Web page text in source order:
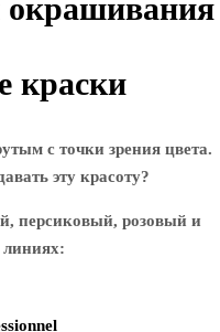
окрашивания
краски
с точки зрения цвета.
эту красоту?
персиковый, розовый и